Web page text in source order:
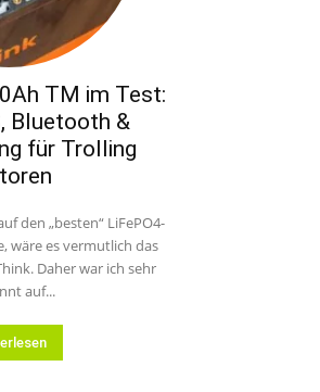
TM im Test:
Bluetooth &
für Trolling
den „besten“ LiFePO4-
wäre es vermutlich das
ich sehr
auf...